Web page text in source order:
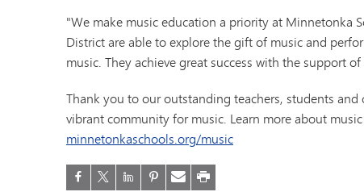
"We make music education a priority at Minnetonka
District are able to explore the gift of music and
music. They achieve great success with the support
Thank you to our outstanding teachers, students
vibrant community for music. Learn more about
minnetonkaschools.org/music